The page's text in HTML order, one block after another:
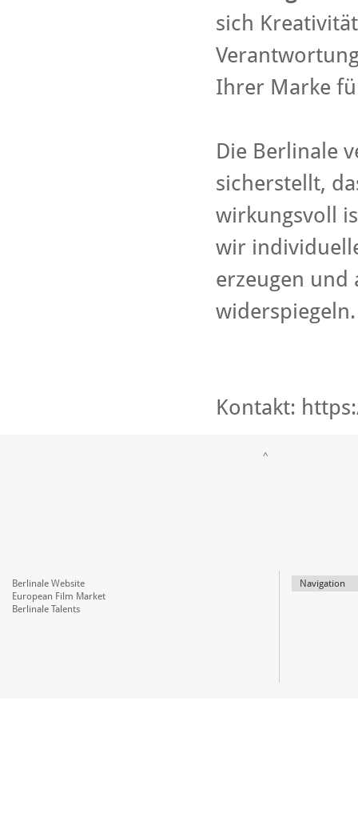
sich
Ihrer Marke
Die Berlinale
sicherstellt,
wirkungsvoll
wir
erzeugen und
widerspiegeln.
Kontakt:
^
Berlinale Website
European Film Market
Berlinale Talents
Navigation